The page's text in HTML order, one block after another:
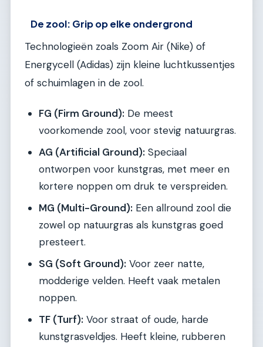
De zool: Grip op elke ondergrond
Technologieën zoals Zoom Air (Nike) of
Energycell (Adidas) zijn kleine luchtkussentjes
of schuimlagen in de zool.
FG (Firm Ground): De meest
voorkomende zool, voor stevig natuurgras.
AG (Artificial Ground): Speciaal
ontworpen voor kunstgras, met meer en
kortere noppen om druk te verspreiden.
MG (Multi-Ground): Een allround zool die
zowel op natuurgras als kunstgras goed
presteert.
SG (Soft Ground): Voor zeer natte,
modderige velden. Heeft vaak metalen
noppen.
TF (Turf): Voor straat of oude, harde
kunstgrasveldjes. Heeft kleine, rubberen